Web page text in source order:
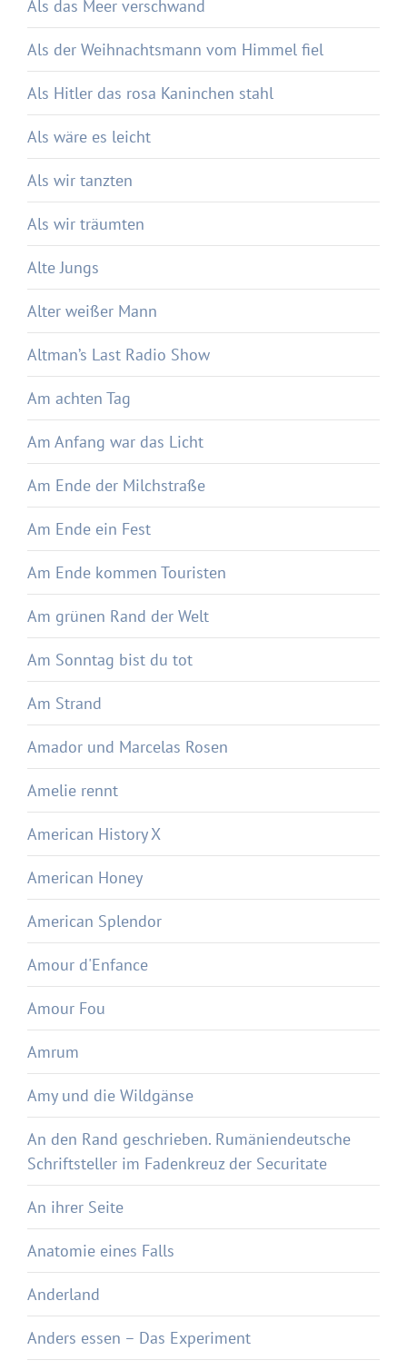
Als das Meer verschwand
Als der Weihnachtsmann vom Himmel fiel
Als Hitler das rosa Kaninchen stahl
Als wäre es leicht
Als wir tanzten
Als wir träumten
Alte Jungs
Alter weißer Mann
Altman’s Last Radio Show
Am achten Tag
Am Anfang war das Licht
Am Ende der Milchstraße
Am Ende ein Fest
Am Ende kommen Touristen
Am grünen Rand der Welt
Am Sonntag bist du tot
Am Strand
Amador und Marcelas Rosen
Amelie rennt
American History X
American Honey
American Splendor
Amour d'Enfance
Amour Fou
Amrum
Amy und die Wildgänse
An den Rand geschrieben. Rumäniendeutsche
Schriftsteller im Fadenkreuz der Securitate
An ihrer Seite
Anatomie eines Falls
Anderland
Anders essen – Das Experiment